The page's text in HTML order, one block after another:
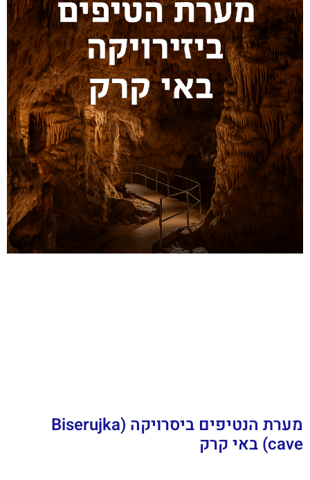
מערת הנטיפים ביסרויקה (Biserujka
cave) באי קרק